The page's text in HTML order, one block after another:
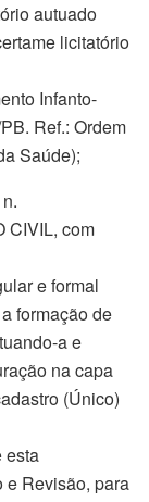
autuado
licitatório
Infanto-
Ref.: Ordem
Saúde);
CIVIL, com
e formal
formação de
a e
na capa
(Único)
esta
e Revisão, para